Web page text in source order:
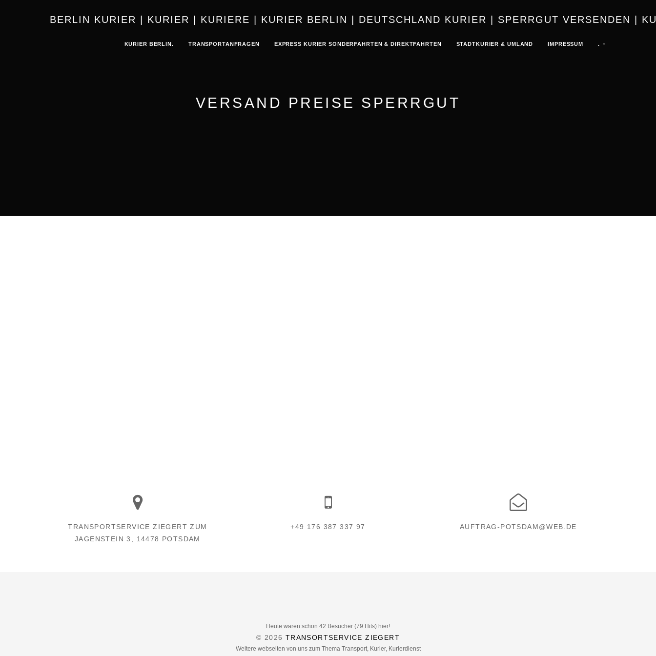
BERLIN KURIER | KURIER |
KURIER BERLIN. TRANSPORTANFRAGEN EXPRESS KURIER SONDERFAHRTEN & DIREKTFAHRTEN STADTKURIER & UMLAND IMPRESSUM .
VERSAND PREISE SPERRGUT
TRANSPORTSERVICE ZIEGERT ZUM
JAGENSTEIN 3, 14478 POTSDAM
+49 176 387 337 97 AUFTRAG-POTSDAM@WEB.DE
Heute waren schon 42 Besucher (79 Hits) hier!
© 2026 TRANSORTSERVICE ZIEGERT
Weitere webseiten von uns zum Thema Transport, Kurier, Kurierdienst